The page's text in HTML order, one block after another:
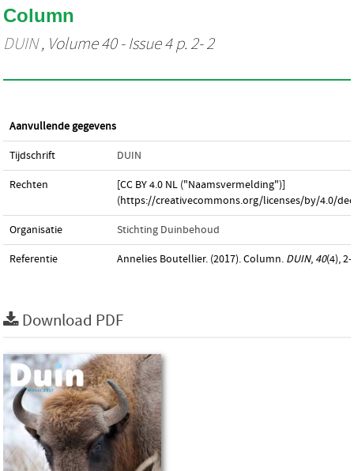
Column
DUIN, Volume 40 - Issue 4 p. 2- 2
Aanvullende gegevens
Tijdschrift DUIN
Rechten
[CC BY 4.0 NL ("Naamsvermelding")]
(https://creativecommons.org/licenses/by/4.0/
Organisatie Stichting Duinbehoud
Referentie Annelies Boutellier. (2017). Column. DUIN, 40(4),
Download PDF